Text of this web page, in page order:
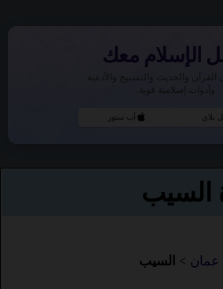
الإسلام معك
القرآن والحديث والتسبيح والأدعية
وأدوات إسلامية قوية.
بلاي آب ستور
السيب
عمان > السيب